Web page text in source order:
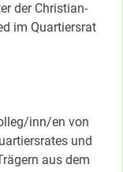
der Christian-
im Quartiersrat
inn/en von
und
aus dem